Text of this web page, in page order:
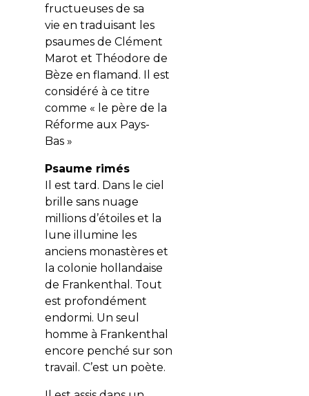
fructueuses de sa
vie en traduisant les
psaumes de Clément
Marot et Théodore de
Bèze en flamand. Il est
considéré à ce titre
comme « le père de la
Réforme aux Pays-
Bas »
Psaume rimés
Il est tard. Dans le ciel
brille sans nuage
millions d’étoiles et la
lune illumine les
anciens monastères et
la colonie hollandaise
de Frankenthal. Tout
est profondément
endormi. Un seul
homme à Frankenthal
encore penché sur son
travail. C’est un poète.